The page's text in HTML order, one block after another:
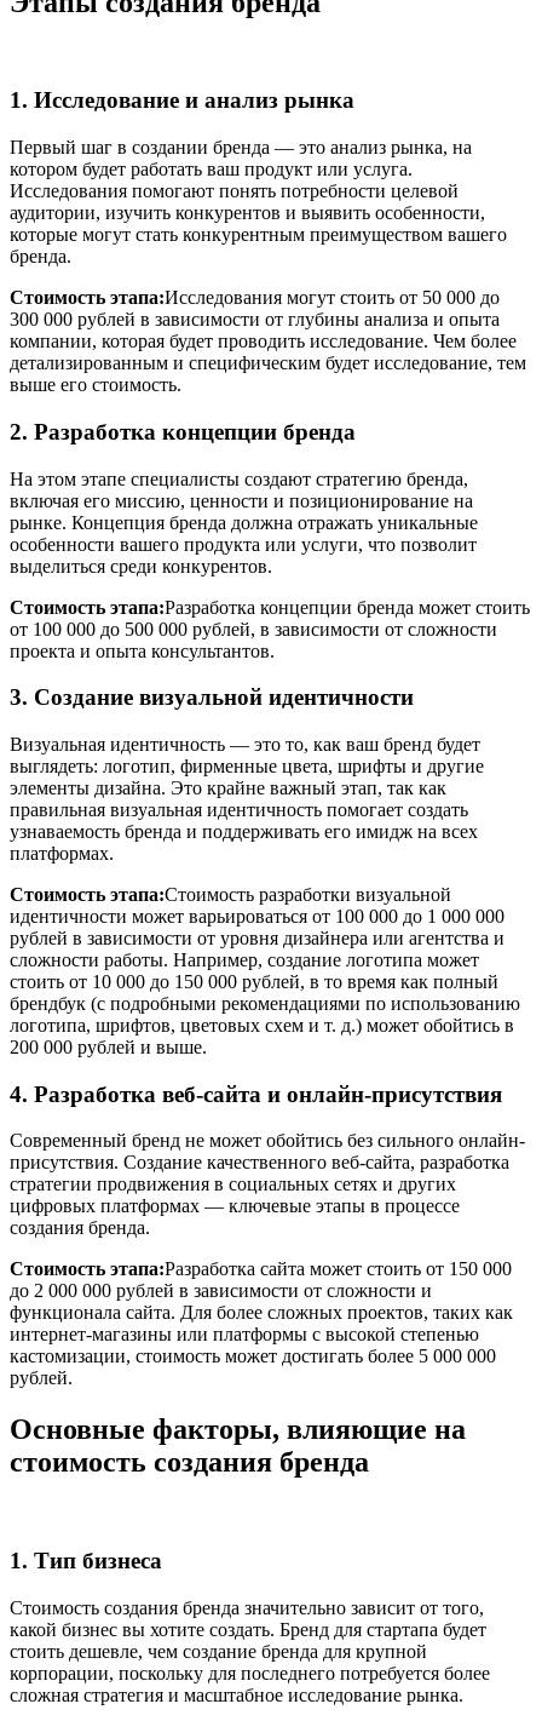
1. Исследование и анализ рынка
Первый шаг в создании бренда — это анализ рынка, на
котором будет работать ваш продукт или услуга.
Исследования помогают понять потребности целевой
аудитории, изучить конкурентов и выявить особенности,
которые могут стать конкурентным преимуществом вашего
бренда.
Стоимость этапа:Исследования могут стоить от 50 000 до
300 000 рублей в зависимости от глубины анализа и опыта
компании, которая будет проводить исследование. Чем более
детализированным и специфическим будет исследование, тем
выше его стоимость.
2. Разработка концепции бренда
На этом этапе специалисты создают стратегию бренда,
включая его миссию, ценности и позиционирование на
рынке. Концепция бренда должна отражать уникальные
особенности вашего продукта или услуги, что позволит
выделиться среди конкурентов.
Стоимость этапа:Разработка концепции бренда может стоить
от 100 000 до 500 000 рублей, в зависимости от сложности
проекта и опыта консультантов.
3. Создание визуальной идентичности
Визуальная идентичность — это то, как ваш бренд будет
выглядеть: логотип, фирменные цвета, шрифты и другие
элементы дизайна. Это крайне важный этап, так как
правильная визуальная идентичность помогает создать
узнаваемость бренда и поддерживать его имидж на всех
платформах.
Стоимость этапа:Стоимость разработки визуальной
идентичности может варьироваться от 100 000 до 1 000 000
рублей в зависимости от уровня дизайнера или агентства и
сложности работы. Например, создание логотипа может
стоить от 10 000 до 150 000 рублей, в то время как полный
брендбук (с подробными рекомендациями по использованию
логотипа, шрифтов, цветовых схем и т. д.) может обойтись в
200 000 рублей и выше.
4. Разработка веб-сайта и онлайн-присутствия
Современный бренд не может обойтись без сильного онлайн-
присутствия. Создание качественного веб-сайта, разработка
стратегии продвижения в социальных сетях и других
цифровых платформах — ключевые этапы в процессе
создания бренда.
Стоимость этапа:Разработка сайта может стоить от 150 000
до 2 000 000 рублей в зависимости от сложности и
функционала сайта. Для более сложных проектов, таких как
интернет-магазины или платформы с высокой степенью
кастомизации, стоимость может достигать более 5 000 000
рублей.
Основные факторы, влияющие на
стоимость создания бренда
1. Тип бизнеса
Стоимость создания бренда значительно зависит от того,
какой бизнес вы хотите создать. Бренд для стартапа будет
стоить дешевле, чем создание бренда для крупной
корпорации, поскольку для последнего потребуется более
сложная стратегия и масштабное исследование рынка.